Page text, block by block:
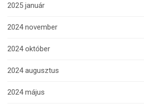
2025 január
2024 november
2024 október
2024 augusztus
2024 május